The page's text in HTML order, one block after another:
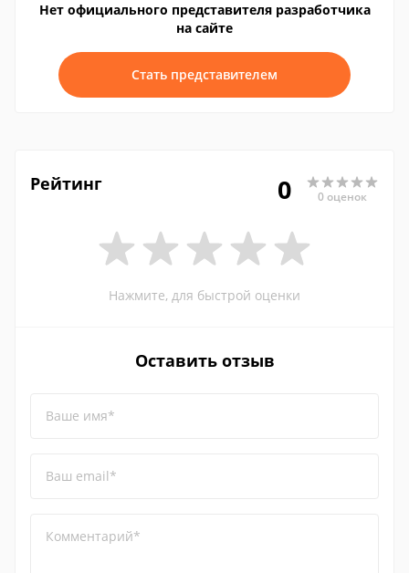
Нет официального представителя разработчика
на сайте
Стать представителем
Рейтинг 0 0 оценок
Нажмите, для быстрой оценки
Оставить отзыв
Ваше имя*
Ваш email*
Комментарий*